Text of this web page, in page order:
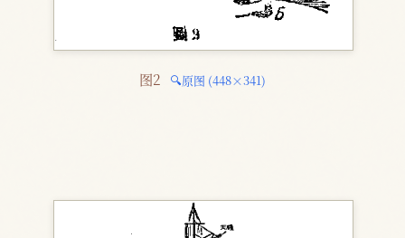
图2 🔍原图 (448×341)